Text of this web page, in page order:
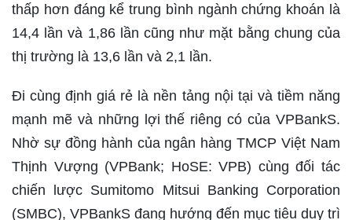
thấp hơn đáng kể trung bình ngành chứng khoán là
14,4 lần và 1,86 lần cũng như mặt bằng chung của
thị trường là 13,6 lần và 2,1 lần.
Đi cùng định giá rẻ là nền tảng nội tại và tiềm năng
mạnh mẽ và những lợi thế riêng có của VPBankS.
Nhờ sự đồng hành của ngân hàng TMCP Việt Nam
Thịnh Vượng (VPBank; HoSE: VPB) cùng đối tác
chiến lược Sumitomo Mitsui Banking Corporation
(SMBC), VPBankS đang hướng đến mục tiêu duy trì